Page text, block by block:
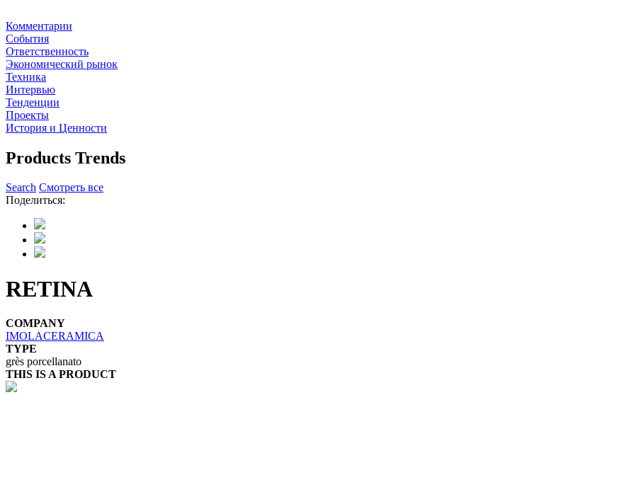
Комментарии
События
Ответственность
Экономический рынок
Техника
Интервью
Тенденции
Проекты
История и Ценности
Products Trends
Search Смотреть все
Поделиться:
RETINA
COMPANY
IMOLACERAMICA
TYPE
grès porcellanato
THIS IS A PRODUCT